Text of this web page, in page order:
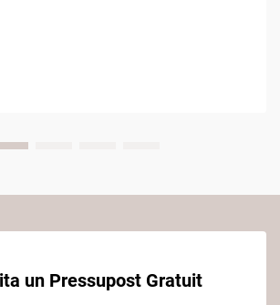
un Pressupost Gratuit